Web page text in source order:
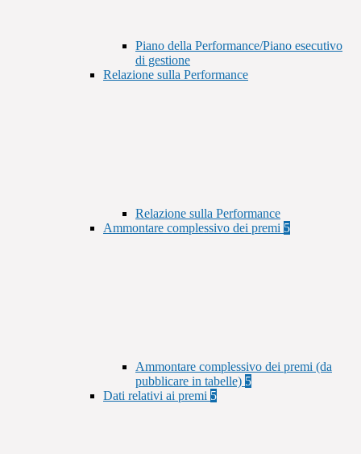
Piano della Performance/Piano esecutivo
di gestione
Relazione sulla Performance
Relazione sulla Performance
Ammontare complessivo dei premi 5
Ammontare complessivo dei premi (da
pubblicare in tabelle) 5
Dati relativi ai premi 5